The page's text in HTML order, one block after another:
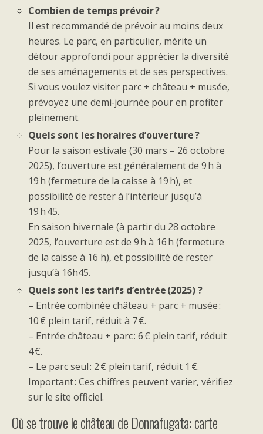
Combien de temps prévoir ?
Il est recommandé de prévoir au moins deux
heures. Le parc, en particulier, mérite un
détour approfondi pour apprécier la diversité
de ses aménagements et de ses perspectives.
Si vous voulez visiter parc + château + musée,
prévoyez une demi‑journée pour en profiter
pleinement.
Quels sont les horaires d’ouverture ?
Pour la saison estivale (30 mars – 26 octobre
2025), l’ouverture est généralement de 9 h à
19 h (fermeture de la caisse à 19 h), et
possibilité de rester à l’intérieur jusqu’à
19 h 45.
En saison hivernale (à partir du 28 octobre
2025, l’ouverture est de 9 h à 16 h (fermeture
de la caisse à 16 h), et possibilité de rester
jusqu’à 16h45.
Quels sont les tarifs d’entrée (2025) ?
– Entrée combinée château + parc + musée :
10 € plein tarif, réduit à 7 €.
– Entrée château + parc : 6 € plein tarif, réduit
4 €.
– Le parc seul : 2 € plein tarif, réduit 1 €.
Important : Ces chiffres peuvent varier, vérifiez
sur le site officiel.
Où se trouve le château de Donnafugata: carte